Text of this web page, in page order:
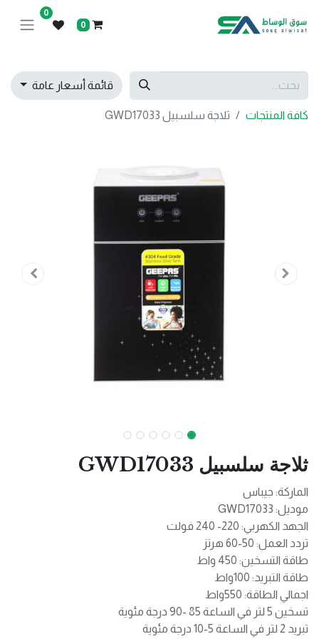
0
0
قائمة أسعار عامة
كافة المنتجات ثلاجة سلسبيل GWD17033
ثلاجة سلسبيل GWD17033
الماركة: جيباس
موديل: GWD17033
الجهد الكهربي: 220- 240 فولت
تردد العمل: 50-60 هرتز
طاقة التسخين: 450 واط
طاقة التبريد: 100واط
اجمالي الطاقة: 550واط
تسخين 5 لتر في الساعة 85 -90 درجة مئوية
تبريد 2 لتر في الساعة 5-10 درجة مئوية